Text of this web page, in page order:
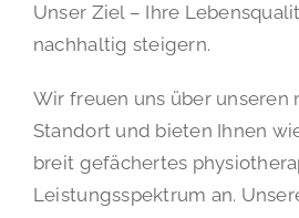
Unser Ziel – Ihre
nachhaltig steigern.
Wir freuen uns über unseren
Standort und bieten Ihnen
breit gefächertes
Leistungsspektrum an.